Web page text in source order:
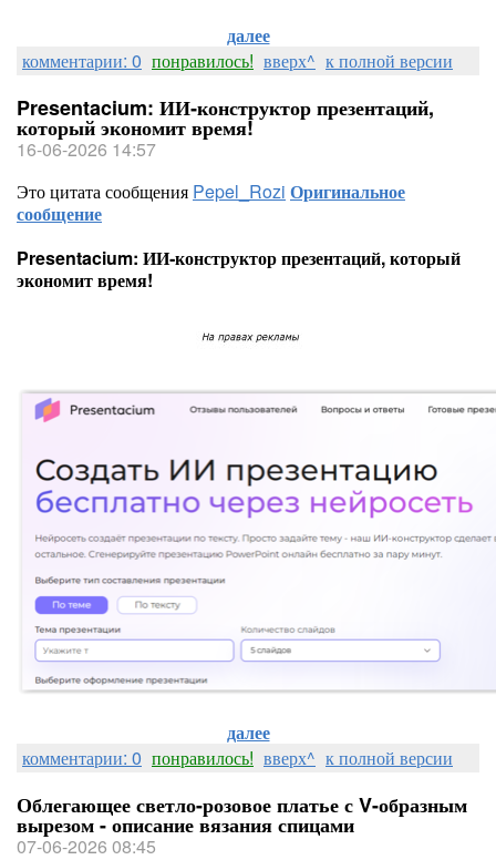
далее
комментарии: 0 понравилось! вверх^ к полной версии
Presentacium: ИИ‑конструктор презентаций,
который экономит время!
16-06-2026 14:57
Это цитата сообщения Pepel_Rozi Оригинальное
сообщение
Presentacium: ИИ‑конструктор презентаций, который
экономит время!
далее
комментарии: 0 понравилось! вверх^ к полной версии
Облегающее светло-розовое платье с V-образным
вырезом - описание вязания спицами
07-06-2026 08:45